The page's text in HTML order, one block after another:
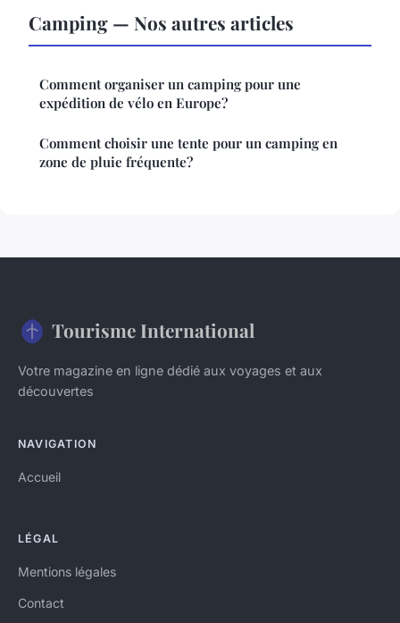
Camping — Nos autres articles
Comment organiser un camping pour une
expédition de vélo en Europe?
Comment choisir une tente pour un camping en
zone de pluie fréquente?
Tourisme International
Votre magazine en ligne dédié aux voyages et aux
découvertes
NAVIGATION
Accueil
LÉGAL
Mentions légales
Contact